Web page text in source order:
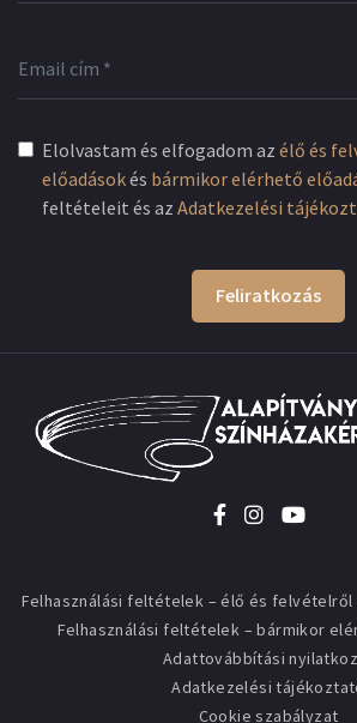
Elolvastam és elfogadom az élő és
előadásokés bármikor elérhető
feltételeit és az Adatkezelési
Feliratkozás
Felhasználási feltételek – élő és
Felhasználási feltételek – bármikor
Adattovábbítási
Adatkezelési
Cookie szabályzat